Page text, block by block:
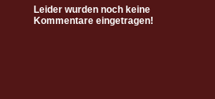
Leider wurden noch keine
Kommentare eingetragen!